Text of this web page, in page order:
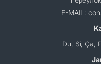
E-MAIL:
Du, Si, Ça,